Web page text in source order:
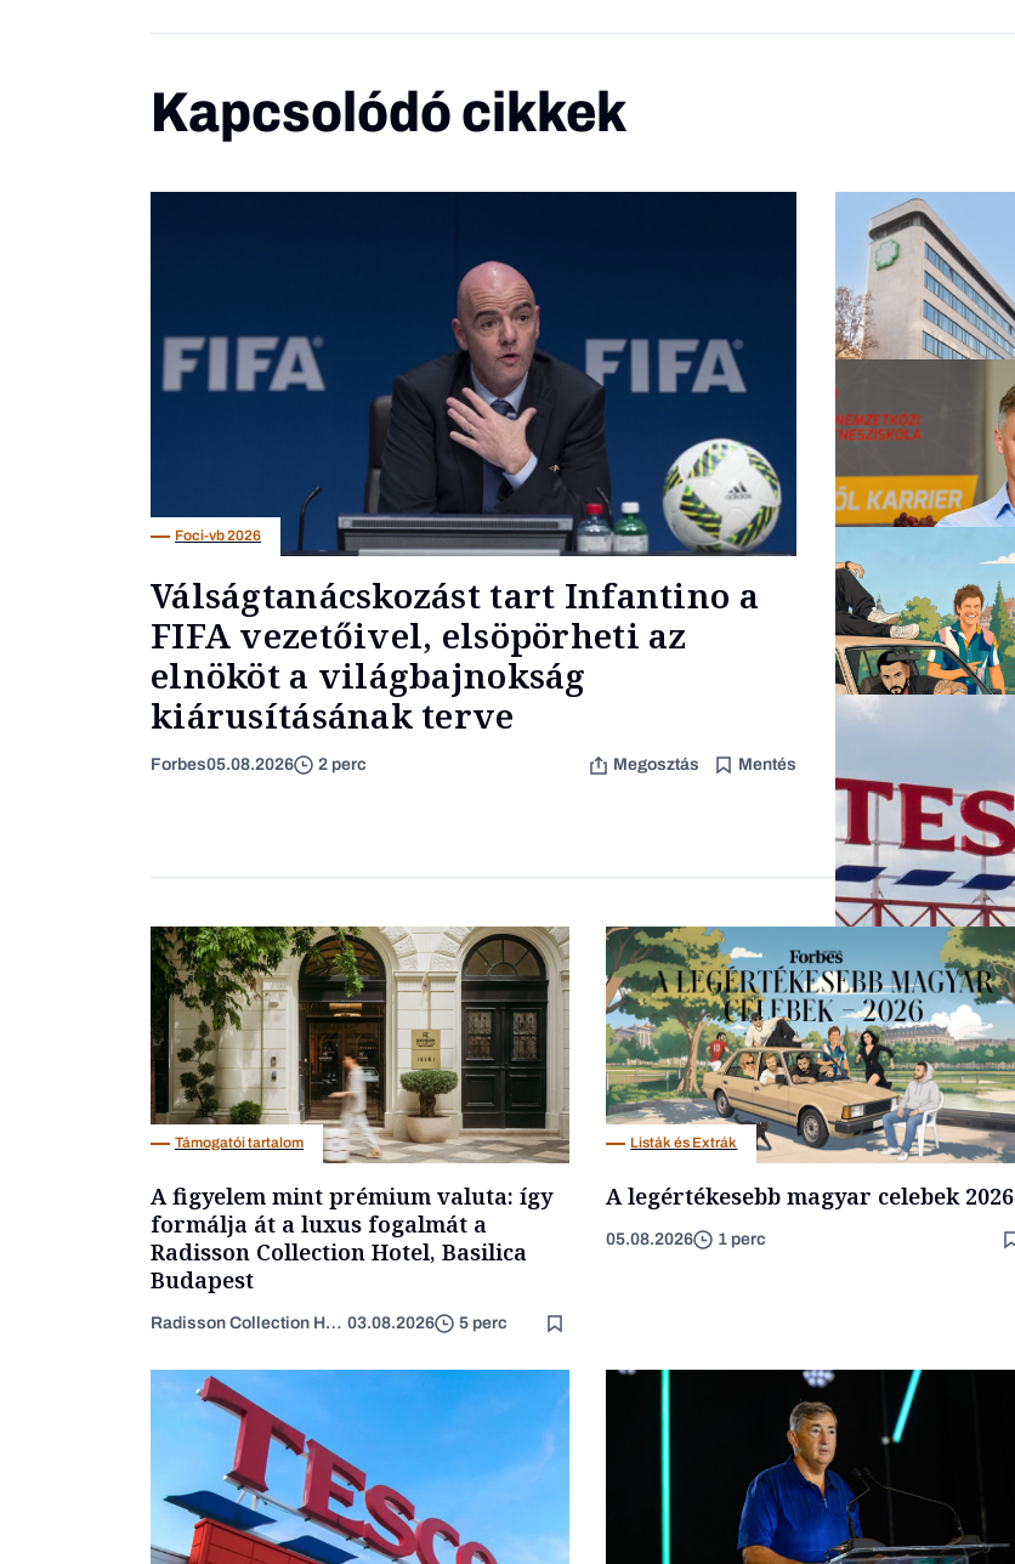
Kapcsolódó cikkek
Foci-vb 2026
Válságtanácskozást tart Infantino a
FIFA vezetőivel, elsöpörheti az
elnököt a világbajnokság
kiárusításának terve
Forbes05.08.2026 2 perc Megosztás Mentés
Content Lab HUB
Lista
Nemzetközi cégek
Támogatói tartalom
A figyelem mint prémium valuta: így
formálja át a luxus fogalmát a
Radisson Collection Hotel, Basilica
Budapest
Radisson Collection Hotel 03.08.2026 5 perc
Listák és Extrák
A legértékesebb magyar celebek 2026
05.08.2026 1 perc